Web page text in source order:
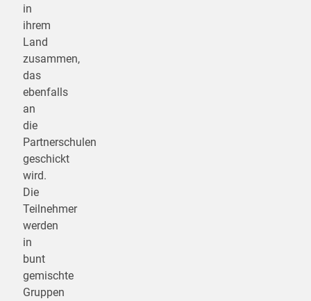
in
ihrem
Land
zusammen,
das
ebenfalls
an
die
Partnerschulen
geschickt
wird.
Die
Teilnehmer
werden
in
bunt
gemischte
Gruppen